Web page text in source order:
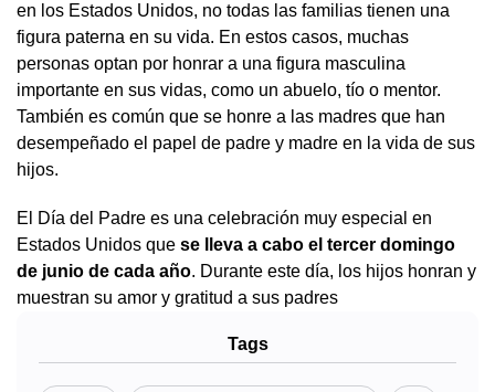
en los Estados Unidos, no todas las familias tienen una
figura paterna en su vida. En estos casos, muchas
personas optan por honrar a una figura masculina
importante en sus vidas, como un abuelo, tío o mentor.
También es común que se honre a las madres que han
desempeñado el papel de padre y madre en la vida de sus
hijos.
El Día del Padre es una celebración muy especial en
Estados Unidos que se lleva a cabo el tercer domingo
de junio de cada año. Durante este día, los hijos honran y
muestran su amor y gratitud a sus padres
Tags